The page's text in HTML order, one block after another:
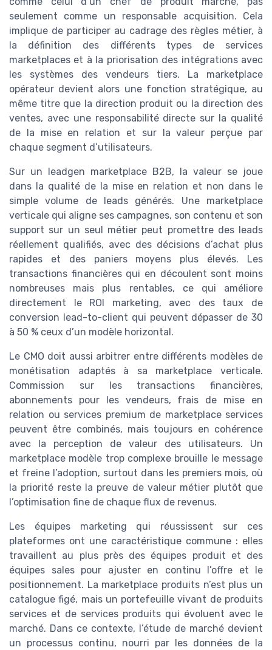
seulement comme un responsable acquisition. Cela
implique de participer au cadrage des règles métier, à
la définition des différents types de services
marketplaces et à la priorisation des intégrations avec
les systèmes des vendeurs tiers. La marketplace
opérateur devient alors une fonction stratégique, au
même titre que la direction produit ou la direction des
ventes, avec une responsabilité directe sur la qualité
de la mise en relation et sur la valeur perçue par
chaque segment d’utilisateurs.
Sur un leadgen marketplace B2B, la valeur se joue
dans la qualité de la mise en relation et non dans le
simple volume de leads générés. Une marketplace
verticale qui aligne ses campagnes, son contenu et son
support sur un seul métier peut promettre des leads
réellement qualifiés, avec des décisions d’achat plus
rapides et des paniers moyens plus élevés. Les
transactions financières qui en découlent sont moins
nombreuses mais plus rentables, ce qui améliore
directement le ROI marketing, avec des taux de
conversion lead-to-client qui peuvent dépasser de 30
à 50 % ceux d’un modèle horizontal.
Le CMO doit aussi arbitrer entre différents modèles de
monétisation adaptés à sa marketplace verticale.
Commission sur les transactions financières,
abonnements pour les vendeurs, frais de mise en
relation ou services premium de marketplace services
peuvent être combinés, mais toujours en cohérence
avec la perception de valeur des utilisateurs. Un
marketplace modèle trop complexe brouille le message
et freine l’adoption, surtout dans les premiers mois, où
la priorité reste la preuve de valeur métier plutôt que
l’optimisation fine de chaque flux de revenus.
Les équipes marketing qui réussissent sur ces
plateformes ont une caractéristique commune : elles
travaillent au plus près des équipes produit et des
équipes sales pour ajuster en continu l’offre et le
positionnement. La marketplace produits n’est plus un
catalogue figé, mais un portefeuille vivant de produits
services et de services produits qui évoluent avec le
marché. Dans ce contexte, l’étude de marché devient
un processus continu, nourri par les données de la